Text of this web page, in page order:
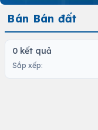
Bán Bán đất
0 kết quả
Sắp xếp: